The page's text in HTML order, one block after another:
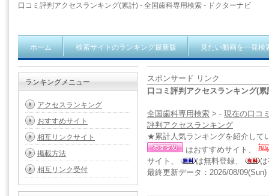
口コミ評判アクセスランキング(累計) - 全国歯科専用検索 - ドクターナビ
ホーム 検索サイトのランキング最新版 見たい動画を一発検
スポンサード リンク
口コミ評判アクセスランキング(
全国歯科専用検索 > - 現在の口コ
評判アクセスランキング
★累計人気ランキングを紹介して
はおすすめサイト、
サイト、
は無料登録、
最終更新データ：2026/08/09(Sun)
ランキングメニュー
アクセスランキング
おすすめサイト
相互リンクサイト
掲載方法
相互リンク受付